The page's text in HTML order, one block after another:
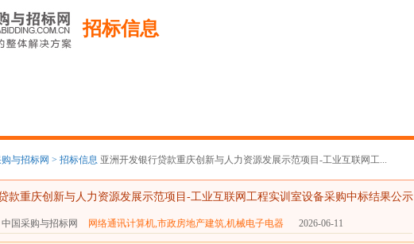
招标信息
与招标网 > 招标信息 亚洲开发银行贷款重庆创新与人力资源发展示范项目-工业互联网工...
款重庆创新与人力资源发展示范项目-工业互联网工程实训室设备采购中标结果公示
中国采购与招标网 网络通讯计算机,市政房地产建筑,机械电子电器 2026-06-11